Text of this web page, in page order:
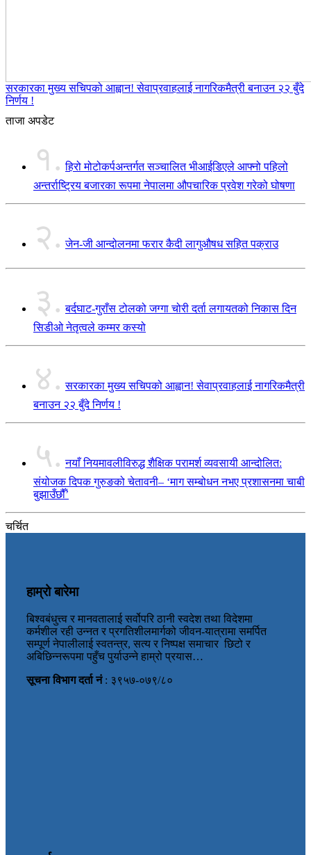
सरकारका मुख्य सचिपको आह्वान! सेवाप्रवाहलाई नागरिकमैत्री बनाउन २२ बुँदे
निर्णय !
ताजा अपडेट
१. हिरो मोटोकर्पअन्तर्गत सञ्चालित भीआईडिएले आफ्नो पहिलो
अन्तर्राष्ट्रिय बजारका रूपमा नेपालमा औपचारिक प्रवेश गरेको घोषणा
२. जेन-जी आन्दोलनमा फरार कैदी लागुऔषध सहित पक्राउ
३. बर्दघाट-गुराँस टोलको जग्गा चोरी दर्ता लगायतको निकास दिन
सिडीओ नेतृत्वले कम्मर कस्यो
४. सरकारका मुख्य सचिपको आह्वान! सेवाप्रवाहलाई नागरिकमैत्री
बनाउन २२ बुँदे निर्णय !
५. नयाँ नियमावलीविरुद्ध शैक्षिक परामर्श व्यवसायी आन्दोलित:
संयोजक दिपक गुरुङको चेतावनी– ‘माग सम्बोधन नभए प्रशासनमा चाबी
बुझाउँछौँ’
चर्चित
हाम्रो बारेमा
बिश्वबंधुत्त्व र मानवतालाई सर्वोपरि ठानी स्वदेश तथा विदेशमा
कर्मशील रही उन्नत र प्रगतिशीलमार्गको जीवन-यात्रामा समर्पित
सम्पूर्ण नेपालीलाई स्वतन्त्र, सत्य र निष्पक्ष समाचार छिटो र
अबिछिन्नरूपमा पहुँच पुर्याउन्ने हाम्रो प्रयास…
सूचना विभाग दर्ता नं: ३९५७-०७९/८०